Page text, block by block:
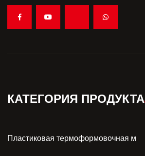
КАТЕГОРИЯ ПРОДУКТА
Пластиковая термоформовочная м